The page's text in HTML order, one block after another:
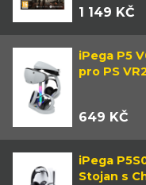
1 149 KČ
iPega P5
pro PS
649 KČ
iPega
Stojan s